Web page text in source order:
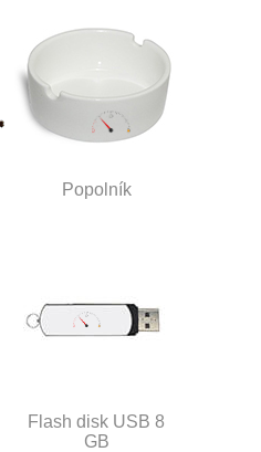
Popolník
Flash disk USB 8
GB